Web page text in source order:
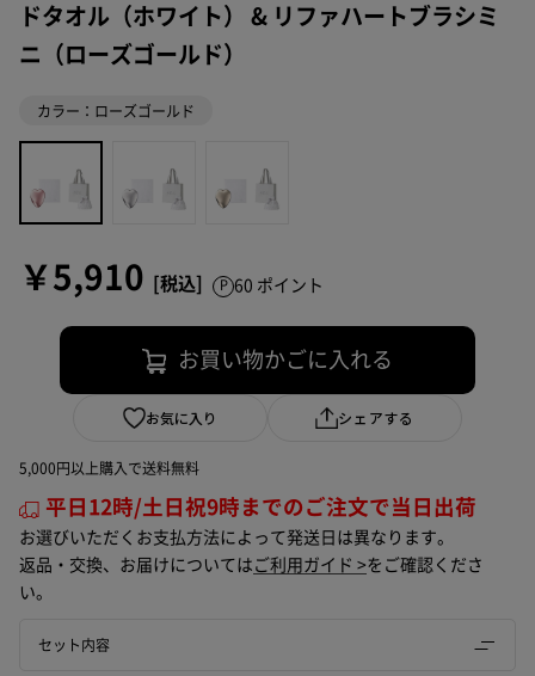
ドタオル（ホワイト） & リファハートブラシミ
ニ（ローズゴールド）
カラー：ローズゴールド
￥5,910 60 ポイント
お買い物かごに入れる
お気に入り シェアする
5,000円以上購入で送料無料
平日12時/土日祝9時までのご注文で当日出荷
お選びいただくお支払方法によって発送日は異なります。
返品・交換、お届けについては ご利用ガイド >をご確認くださ
い。
セット内容